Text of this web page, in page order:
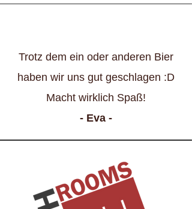
Trotz dem ein oder anderen Bier
haben wir uns gut geschlagen :D
Macht wirklich Spaß!
- Eva -